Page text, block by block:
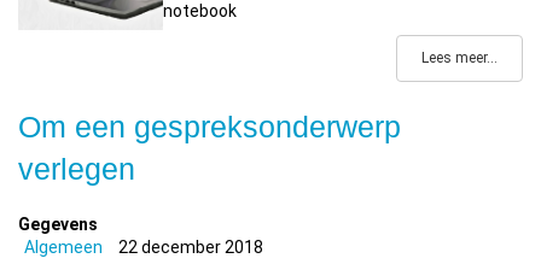
notebook
Lees meer...
Om een gespreksonderwerp
verlegen
Gegevens
Algemeen
22 december 2018